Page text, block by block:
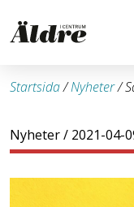
Startsida/Nyheter/
Nyheter/ 2021-04-